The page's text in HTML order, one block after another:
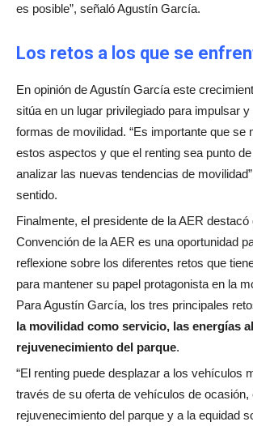
es posible”, señaló Agustín García.
Los retos a los que se
En opinión de Agustín García este
sitúa en un lugar privilegiado para impulsar
formas de movilidad. “Es importante que se
estos aspectos y que el renting sea punto
analizar las nuevas tendencias de
sentido.
Finalmente, el presidente de la AER destacó
Convención de la AER es una oportunidad
reflexione sobre los diferentes retos que
para mantener su papel protagonista en la
Para Agustín García, los tres principales
la movilidad como servicio, las energías
rejuvenecimiento del parque.
“El renting puede desplazar a los vehículos
través de su oferta de vehículos de ocasión,
rejuvenecimiento del parque y a la equidad